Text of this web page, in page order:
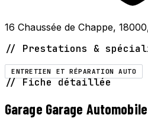
16 Chaussée de Chappe,
// Prestations &
ENTRETIEN ET RÉPARATION AUTO
// Fiche détaillée
Garage Garage